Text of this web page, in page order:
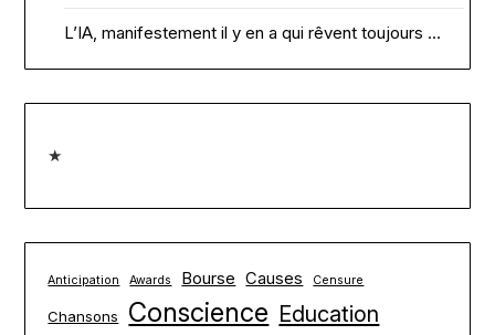
L’IA, manifestement il y en a qui rêvent toujours …
★
Anticipation Awards Bourse Causes Censure
Chansons Conscience Education